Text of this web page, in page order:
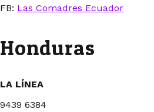
FB: Las Comadres Ecuador
Honduras
LA LÍNEA
9439 6384